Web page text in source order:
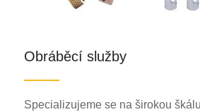
Obráběcí služby
Specializujeme se na širokou